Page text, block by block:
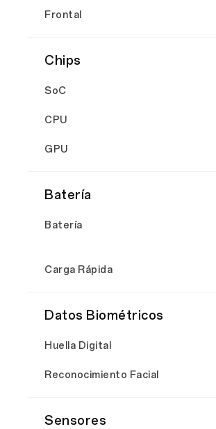
Frontal
Chips
SoC
CPU
GPU
Batería
Batería
Carga Rápida
Datos Biométricos
Huella Digital
Reconocimiento Facial
Sensores